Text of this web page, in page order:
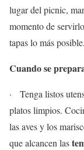
lugar del picnic,
momento de
tapas lo más posible.
Cuando se
· Tenga listos
platos limpios.
las aves y los
que alcancen las